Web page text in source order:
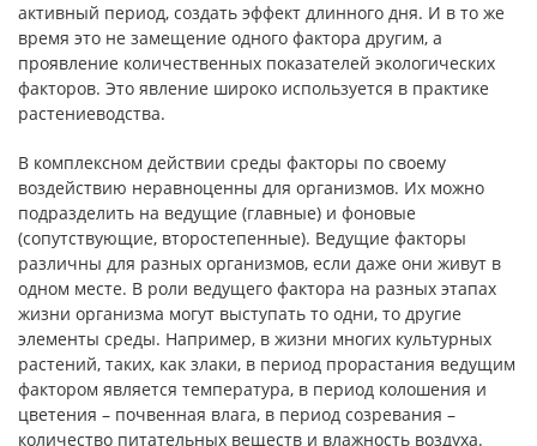
активный период, создать эффект длинного дня. И в то же
время это не замещение одного фактора другим, а
проявление количественных показателей экологических
факторов. Это явление широко используется в практике
растениеводства.
В комплексном действии среды факторы по своему
воздействию неравноценны для организмов. Их можно
подразделить на ведущие (главные) и фоновые
(сопутствующие, второстепенные). Ведущие факторы
различны для разных организмов, если даже они живут в
одном месте. В роли ведущего фактора на разных этапах
жизни организма могут выступать то одни, то другие
элементы среды. Например, в жизни многих культурных
растений, таких, как злаки, в период прорастания ведущим
фактором является температура, в период колошения и
цветения – почвенная влага, в период созревания –
количество питательных веществ и влажность воздуха.